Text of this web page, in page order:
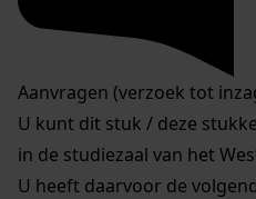
Aanvragen (verzoek tot
U kunt dit stuk / deze
in de studiezaal van het
U heeft daarvoor de